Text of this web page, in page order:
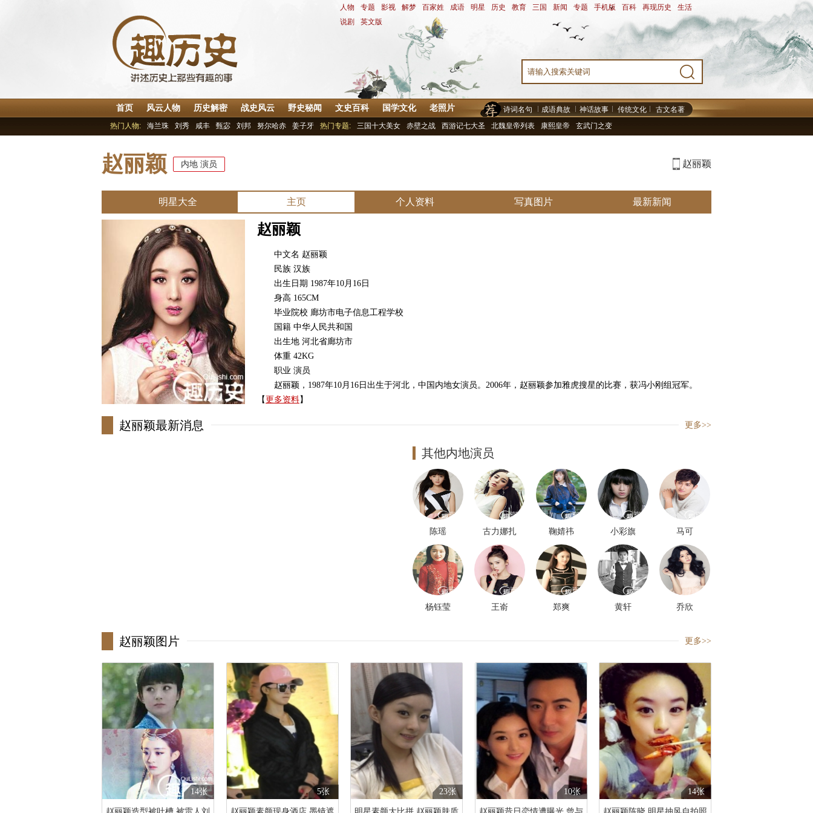
人物 专题 影视 解梦 百家姓 成语 明星 历史 教育 三国 新闻 专题 手机版 百科 再现历史 生活
说剧
英文版
首页 风云人物 历史解密 战史风云 野史秘闻 文史百科 国学文化 老照片 诗词名句 成语典故 神话故事 传统文化
古文名著
热门人物:
海兰珠 刘秀 咸丰 甄宓 刘邦 努尔哈赤 姜子牙 热门专题: 三国十大美女 赤壁之战 西游记七大圣 北魏皇帝列表 康熙皇帝 玄武门之变
赵丽颖 内地 演员 赵丽颖
明星大全 主页 个人资料 写真图片 最新新闻
赵丽颖
中文名 赵丽颖
民族 汉族
出生日期 1987年10月16日
身高 165CM
毕业院校 廊坊市电子信息工程学校
国籍 中华人民共和国
出生地 河北省廊坊市
体重 42KG
职业 演员
赵丽颖，1987年10月16日出生于河北，中国内地女演员。2006年，赵丽颖参加雅虎搜星的比赛，获冯小刚组冠军。
【 更多资料】
赵丽颖最新消息 更多>>
其他内地演员
陈瑶 古力娜扎 鞠婧祎 小彩旗 马可
杨钰莹 王嵛 郑爽 黄轩 乔欣
赵丽颖图片 更多>>
14张 5张 23张 10张 14张